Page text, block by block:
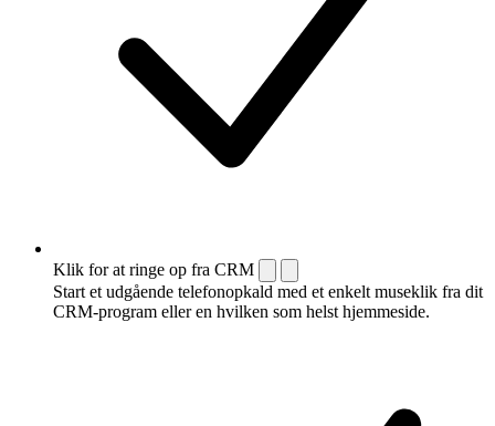
Klik for at ringe op fra CRM
Start et udgående telefonopkald med et enkelt museklik fra dit
CRM-program eller en hvilken som helst hjemmeside.